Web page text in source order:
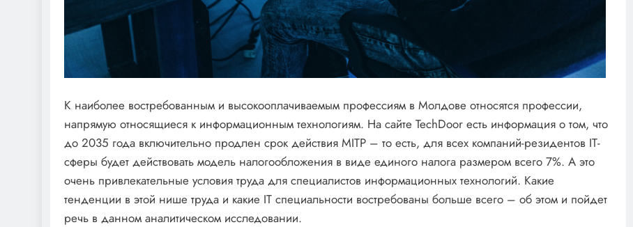
К наиболее востребованным и высокооплачиваемым профессиям в Молдове относятся профессии,
напрямую относящиеся к информационным технологиям. На сайте TechDoor есть информация о том, что
до 2035 года включительно продлен срок действия MITP – то есть, для всех компаний-резидентов IT-
сферы будет действовать модель налогообложения в виде единого налога размером всего 7%. А это
очень привлекательные условия труда для специалистов информационных технологий. Какие
тенденции в этой нише труда и какие IT специальности востребованы больше всего – об этом и пойдет
речь в данном аналитическом исследовании.